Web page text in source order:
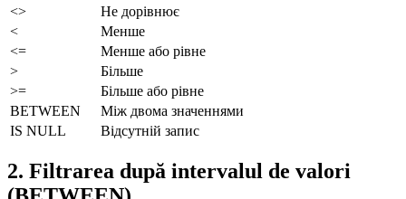
<>
Не дорівнює
<
Менше
<=
Менше або рівне
>
Більше
>=
Більше або рівне
BETWEEN
Між двома значеннями
IS NULL
Відсутній запис
2. Filtrarea după intervalul de valori